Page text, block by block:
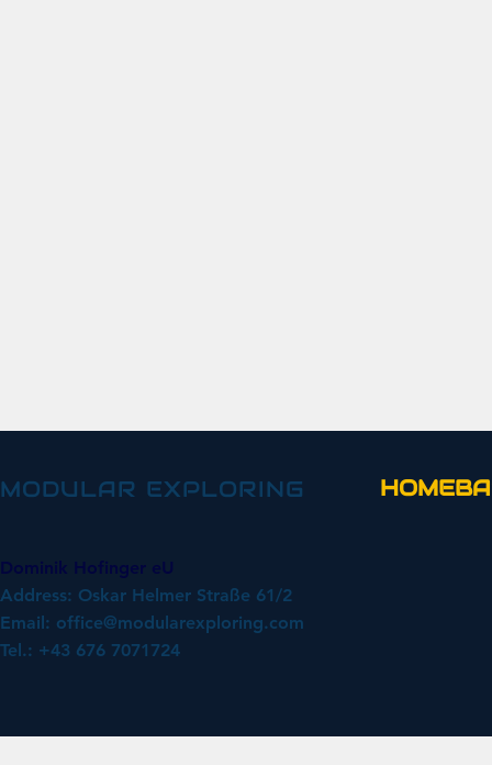
MODULAR EXPLORING
Address: Oskar Helmer Straße 61/2
Email: office@modularexploring.com
Tel.: +43 676 7071724